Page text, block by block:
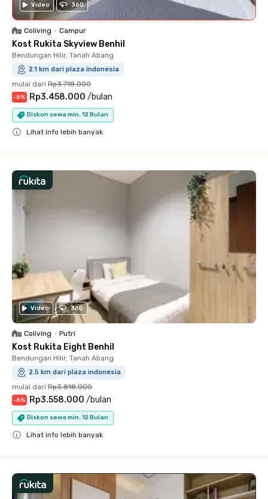
Video 360
Coliving • Campur
Kost Rukita Skyview Benhil
Bendungan Hilir, Tanah Abang
2.1 km dari plaza indonesia
mulai dari Rp3.718.000
-6% Rp3.458.000 /bulan
Diskon sewa min. 12 Bulan
Lihat info lebih banyak
Video 360
Coliving • Putri
Kost Rukita Eight Benhil
Bendungan Hilir, Tanah Abang
2.5 km dari plaza indonesia
mulai dari Rp3.818.000
-6% Rp3.558.000 /bulan
Diskon sewa min. 12 Bulan
Lihat info lebih banyak